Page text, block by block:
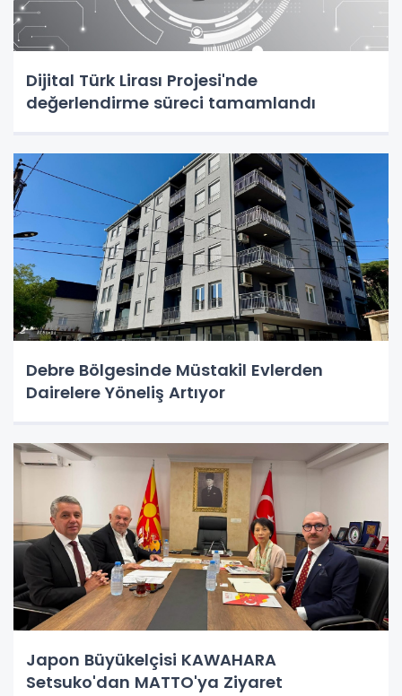
Dijital Türk Lirası Projesi'nde
değerlendirme süreci tamamlandı
Debre Bölgesinde Müstakil Evlerden
Dairelere Yöneliş Artıyor
Japon Büyükelçisi KAWAHARA
Setsuko'dan MATTO'ya Ziyaret